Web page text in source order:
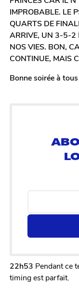
D
e
c
l
e
r
c
IMPROBABLE. LE
QUARTS DE
ARRIVE, UN 3-5-2
NOS VIES. BON,
CONTINUE, MAIS
Bonne soirée à tous
22h53 Pendant ce
timing est parfait.